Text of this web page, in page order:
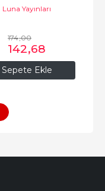
Sepete Ekle
Luna Yayınları
174,00
142,68